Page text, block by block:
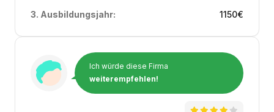
3. Ausbildungsjahr: 1150€
Ich würde diese Firma
weiterempfehlen!